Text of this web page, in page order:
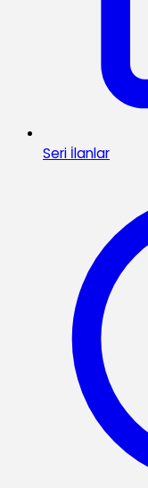
Seri İlanlar